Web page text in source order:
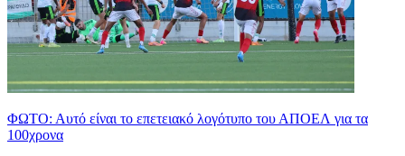
ΦΩΤΟ: Αυτό είναι το επετειακό λογότυπο του ΑΠΟΕΛ για τα
100χρονα